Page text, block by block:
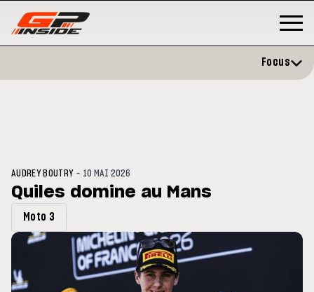
: Horaires et
du GP de Grande-
Zarco évite l'opération et vise
retour en septembre
Focus
AUDREY BOUTRY- 10 MAI 2026
Quiles domine au Mans
Moto 3